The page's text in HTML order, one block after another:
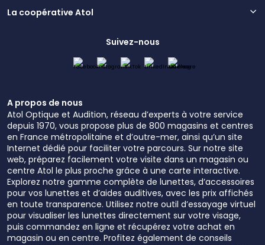
La coopérative Atol
Suivez-nous
A propos de nous
Atol Optique et Audition, réseau d’experts à votre service
depuis 1970, vous propose plus de 800 magasins et centres
en France métropolitaine et d’outre-mer, ainsi qu’un site
Internet dédié pour faciliter votre parcours. Sur notre site
web, préparez facilement votre visite dans un magasin ou
centre Atol le plus proche grâce à une carte interactive.
Explorez notre gamme complète de lunettes, d’accessoires
pour vos lunettes et d’aides auditives, avec les prix affichés
en toute transparence. Utilisez notre outil d’essayage virtuel
pour visualiser les lunettes directement sur votre visage,
puis commandez en ligne et récupérez votre achat en
magasin ou en centre. Profitez également de conseils